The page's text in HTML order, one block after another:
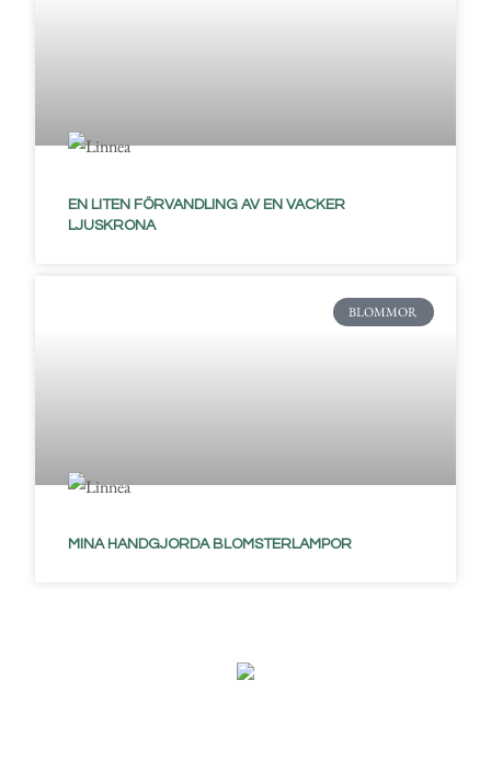
EN LITEN FÖRVANDLING AV EN VACKER
LJUSKRONA
BLOMMOR
MINA HANDGJORDA BLOMSTERLAMPOR